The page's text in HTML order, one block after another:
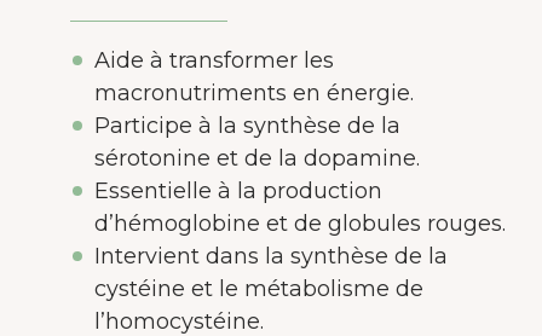
Aide à transformer les
macronutriments en énergie.
Participe à la synthèse de la
sérotonine et de la dopamine.
Essentielle à la production
d’hémoglobine et de globules rouges.
Intervient dans la synthèse de la
cystéine et le métabolisme de
l’homocystéine.